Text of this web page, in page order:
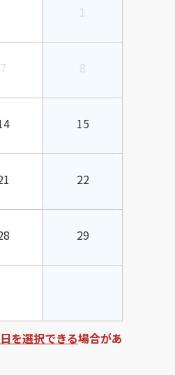
1
7 8
15
22
29
を選択できる場合があ